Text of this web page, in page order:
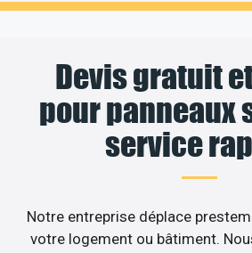
Devis gratuit
pour panneaux
service
Notre entreprise déplace
votre logement ou bâtiment.